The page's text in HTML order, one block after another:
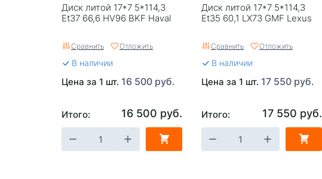
Диск литой 17*7 5*114,3
Et37 66,6 HV96 BKF Haval
Сравнить Отложить
В наличии
Цена за 1 шт. 16 500 руб.
Итого: 16 500 руб.
Диск литой 17*7 5*114,3
Et35 60,1 LX73 GMF Lexus
Сравнить Отложить
В наличии
Цена за 1 шт. 17 550 руб.
Итого: 17 550 руб.